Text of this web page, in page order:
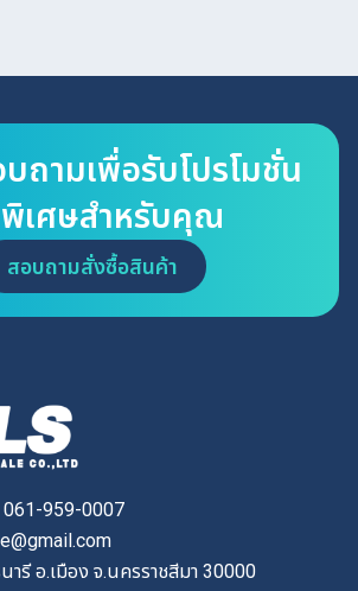
ถามเพื่อรับโปรโมชั่น
เศษสำหรับคุณ
สอบถามสั่งซื้อสินค้า
959-0007
ารี อ.เมือง จ.นครราชสีมา 30000